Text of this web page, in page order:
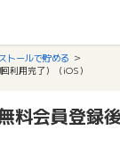
トールで貯める
利用完了）（iOS）
料会員登録